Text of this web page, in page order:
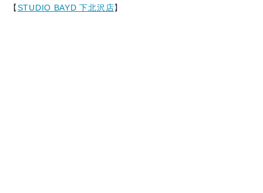
【STUDIO BAYD 下北沢店】